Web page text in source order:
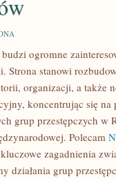
ogromne
Strona stanowi
organizacji, a także
koncentrując się
grup przestępczych w
Polecam
zagadnienia
działania grup